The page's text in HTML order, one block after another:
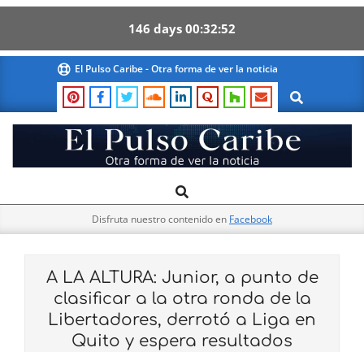
146 days 00 32 51
content
El Pulso Caribe - Otra forma de ver la noticia
Search
El
Pulso
Navigation
Search
Disfruta nuestro contenido en Facebook
A LA ALTURA: Junior, a punto de
clasificar a la otra ronda de la
Libertadores, derrotó a Liga en
Quito y espera resultados